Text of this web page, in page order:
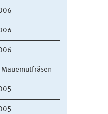
Mauernutfräsen